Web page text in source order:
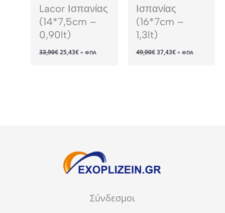
Lacor Ισπανίας
(14*7,5cm –
0,90lt)
33,90€Original
price
25,43€Η+ ΦΠΑ
Ισπανίας
(16*7cm –
1,3lt)
49,90€Original
price
37,43€Η+ ΦΠΑ
Σύνδεσμοι